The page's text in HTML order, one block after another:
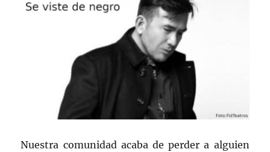
Nuestra comunidad acaba de perder a alguien